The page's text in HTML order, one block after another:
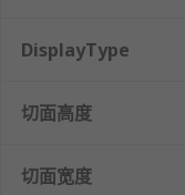
轻工行业
RS为您提供了
欢迎查看和订购
DisplayType
切面高度
切面宽度